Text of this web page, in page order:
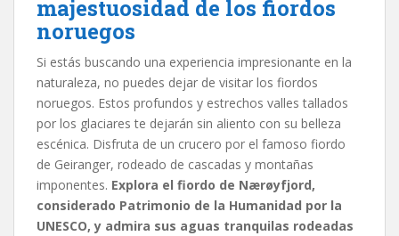
majestuosidad de los fiordos
noruegos
Si estás buscando una experiencia impresionante en la
naturaleza, no puedes dejar de visitar los fiordos
noruegos. Estos profundos y estrechos valles tallados
por los glaciares te dejarán sin aliento con su belleza
escénica. Disfruta de un crucero por el famoso fiordo
de Geiranger, rodeado de cascadas y montañas
imponentes. Explora el fiordo de Nærøyfjord,
considerado Patrimonio de la Humanidad por la
UNESCO, y admira sus aguas tranquilas rodeadas